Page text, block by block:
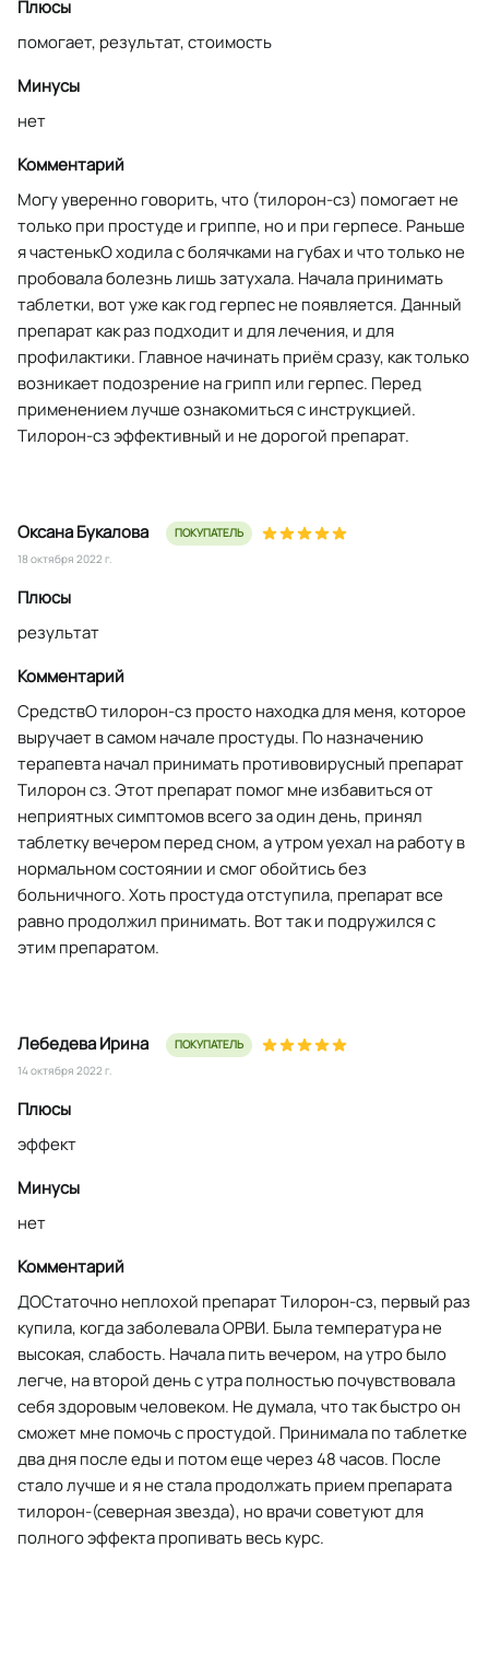
Плюсы
помогает, результат, стоимость
Минусы
нет
Комментарий
Могу уверенно говорить, что (тилорон-сз) помогает не
только при простуде и гриппе, но и при герпесе. Раньше
я частенькО ходила с болячками на губах и что только не
пробовала болезнь лишь затухала. Начала принимать
таблетки, вот уже как год герпес не появляется. Данный
препарат как раз подходит и для лечения, и для
профилактики. Главное начинать приём сразу, как только
возникает подозрение на грипп или герпес. Перед
применением лучше ознакомиться с инструкцией.
Тилорон-сз эффективный и не дорогой препарат.
Оксана Букалова
18 октября 2022 г.
ПОКУПАТЕЛЬ
Плюсы
результат
Комментарий
СредствО тилорон-сз просто находка для меня, которое
выручает в самом начале простуды. По назначению
терапевта начал принимать противовирусный препарат
Тилорон сз. Этот препарат помог мне избавиться от
неприятных симптомов всего за один день, принял
таблетку вечером перед сном, а утром уехал на работу в
нормальном состоянии и смог обойтись без
больничного. Хоть простуда отступила, препарат все
равно продолжил принимать. Вот так и подружился с
этим препаратом.
Лебедева Ирина
14 октября 2022 г.
ПОКУПАТЕЛЬ
Плюсы
эффект
Минусы
нет
Комментарий
ДОСтаточно неплохой препарат Тилорон-сз, первый раз
купила, когда заболевала ОРВИ. Была температура не
высокая, слабость. Начала пить вечером, на утро было
легче, на второй день с утра полностью почувствовала
себя здоровым человеком. Не думала, что так быстро он
сможет мне помочь с простудой. Принимала по таблетке
два дня после еды и потом еще через 48 часов. После
стало лучше и я не стала продолжать прием препарата
тилорон-(северная звезда), но врачи советуют для
полного эффекта пропивать весь курс.